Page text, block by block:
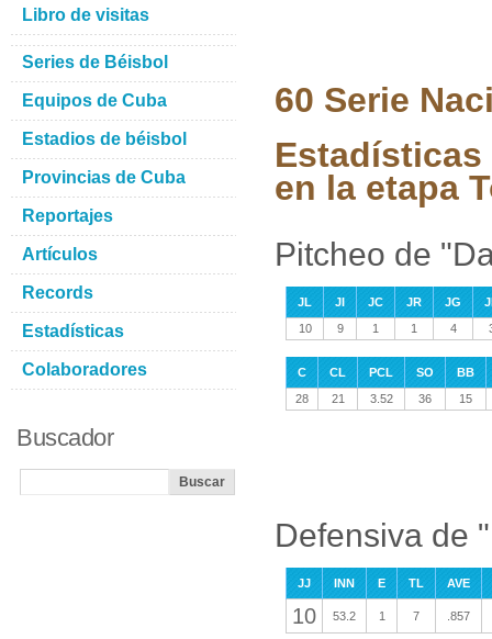
60 Serie
Estadísticas
en la etapa
Pitcheo de
JL JI JC JR JG
10
9 1 1 4
C CL PCL SO
BB
28
21 3.52 36 15
Defensiva de
JJ INN E TL AVE
10 53.2 1 7 .857
Libro de visitas
Series de Béisbol
Equipos de Cuba
Estadios de béisbol
Provincias de Cuba
Reportajes
Artículos
Records
Estadísticas
Colaboradores
Buscador